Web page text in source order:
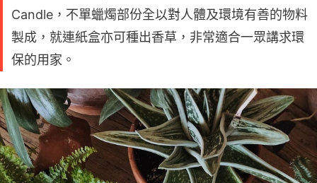
Candle，不單蠟燭部份全以對人體及環境有善的物料
製成，就連紙盒亦可種出香草，非常適合一眾講求環
保的用家。